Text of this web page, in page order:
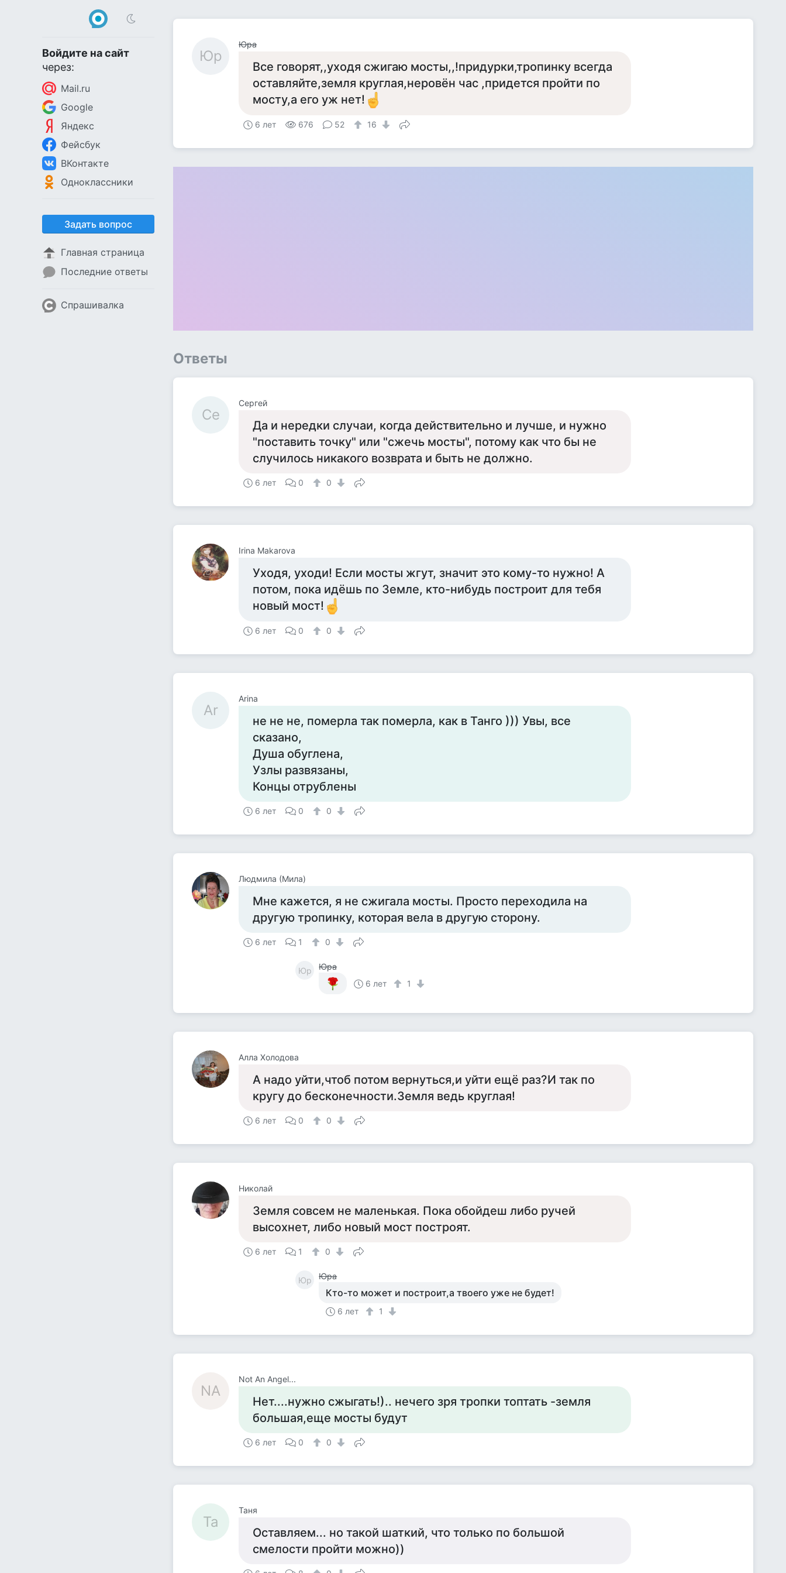
Войдите на сайт
через:
Mail.ru
Google
Яндекс
Фейсбук
ВКонтакте
Одноклассники
Задать вопрос
Главная страница
Последние ответы
Спрашивалка
Юр
Юра
Все говорят,,уходя сжигаю мосты,,!придурки,тропинку всегда
оставляйте,земля круглая,неровён час ,придется пройти по
мосту,а его уж нет!
6 лет 676 52 16
Ответы
Се
Сергей
Да и нередки случаи, когда действительно и лучше, и нужно
"поставить точку" или "сжечь мосты", потому как что бы не
случилось никакого возврата и быть не должно.
6 лет 0 0
Irina Makarova
Уходя, уходи! Если мосты жгут, значит это кому-то нужно! А
потом, пока идёшь по Земле, кто-нибудь построит для тебя
новый мост!
6 лет 0 0
Ar
Arina
не не не, померла так померла, как в Танго ))) Увы, все
сказано,
Душа обуглена,
Узлы развязаны,
Концы отрублены
6 лет 0 0
Людмила (Мила)
Мне кажется, я не сжигала мосты. Просто переходила на
другую тропинку, которая вела в другую сторону.
6 лет 1 0
Юр
Юра
6 лет
1
Алла Холодова
А надо уйти,чтоб потом вернуться,и уйти ещё раз?И так по
кругу до бесконечности.Земля ведь круглая!
6 лет 0 0
Николай
Земля совсем не маленькая. Пока обойдеш либо ручей
высохнет, либо новый мост построят.
6 лет 1 0
Юр Юра
Кто-то может и построит,а твоего уже не будет!
6 лет 1
NA
Not An Angel...
Нет....нужно сжыгать!).. нечего зря тропки топтать -земля
большая,еще мосты будут
6 лет 0 0
Та
Таня
Оставляем... но такой шаткий, что только по большой
смелости пройти можно))